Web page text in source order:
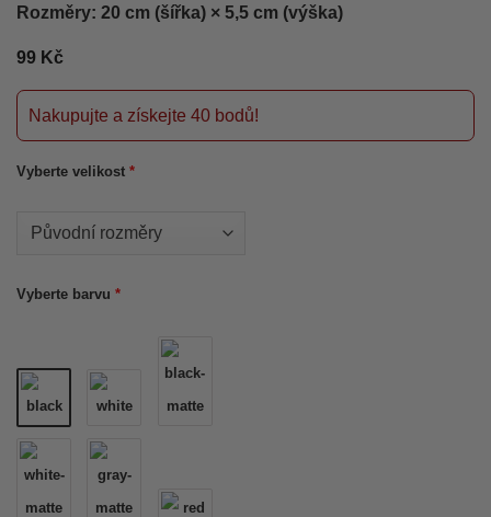
Rozměry: 20 cm (šířka) × 5,5 cm (výška)
99 Kč
Nakupujte a získejte 40 bodů!
Vyberte velikost *
Vyberte barvu *